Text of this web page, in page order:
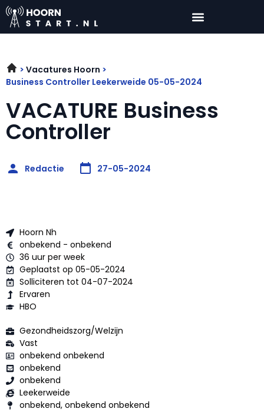
Vacatures Hoorn
Business Controller Leekerweide 05-05-2024
VACATURE Business
Controller
Redactie 27-05-2024
Hoorn Nh
onbekend - onbekend
36 uur per week
Geplaatst op 05-05-2024
Solliciteren tot 04-07-2024
Ervaren
HBO
Gezondheidszorg/Welzijn
Vast
onbekend onbekend
onbekend
onbekend
Leekerweide
onbekend, onbekend onbekend